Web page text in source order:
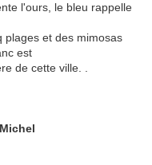
l'ours, le bleu rappelle
plages et des mimosas
est
de cette ville. .